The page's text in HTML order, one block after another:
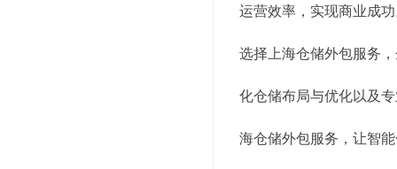
运营效率，实现商业成
选择上海仓储外包服务
化仓储布局与优化以及
海仓储外包服务，让智